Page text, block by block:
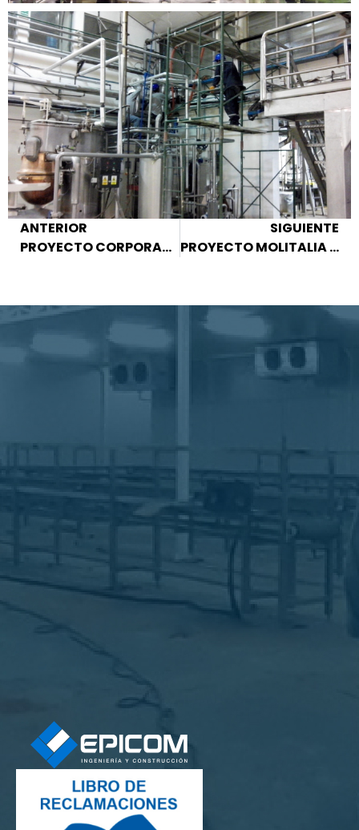
ANTERIOR
PROYECTO CORPORACIÓN DE INDUSTRIAS PLÁSTICAS S.A.
SIGUIENTE
PROYECTO MOLITALIA S.A.